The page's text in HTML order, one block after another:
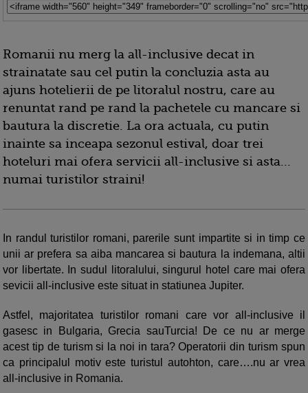
Romanii nu merg la all-inclusive decat in
strainatate sau cel putin la concluzia asta au
ajuns hotelierii de pe litoralul nostru, care au
renuntat rand pe rand la pachetele cu mancare si
bautura la discretie. La ora actuala, cu putin
inainte sa inceapa sezonul estival, doar trei
hoteluri mai ofera servicii all-inclusive si asta...
numai turistilor straini!
In randul turistilor romani, parerile sunt impartite si in timp ce
unii ar prefera sa aiba mancarea si bautura la indemana, altii
vor libertate. In sudul litoralului, singurul hotel care mai ofera
sevicii all-inclusive este situat in statiunea Jupiter.
Astfel, majoritatea turistilor romani care vor all-inclusive il
gasesc in Bulgaria, Grecia sauTurcia! De ce nu ar merge
acest tip de turism si la noi in tara? Operatorii din turism spun
ca principalul motiv este turistul autohton, care….nu ar vrea
all-inclusive in Romania.